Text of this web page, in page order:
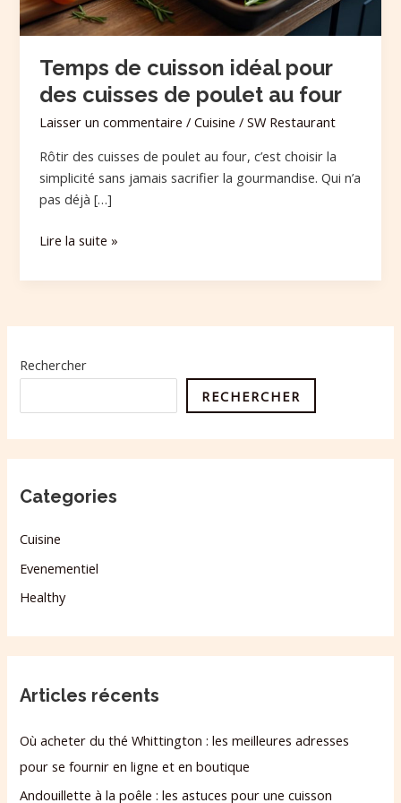
Temps de cuisson idéal pour
des cuisses de poulet au four
Laisser un commentaire /Cuisine /SW Restaurant
Rôtir des cuisses de poulet au four, c’est choisir la
simplicité sans jamais sacrifier la gourmandise. Qui n’a
pas déjà […]
poulet
au
Lire la suite »
Rechercher
RECHERCHER
Categories
Cuisine
Evenementiel
Healthy
Articles récents
Où acheter du thé Whittington : les meilleures adresses
pour se fournir en ligne et en boutique
Andouillette à la poêle : les astuces pour une cuisson